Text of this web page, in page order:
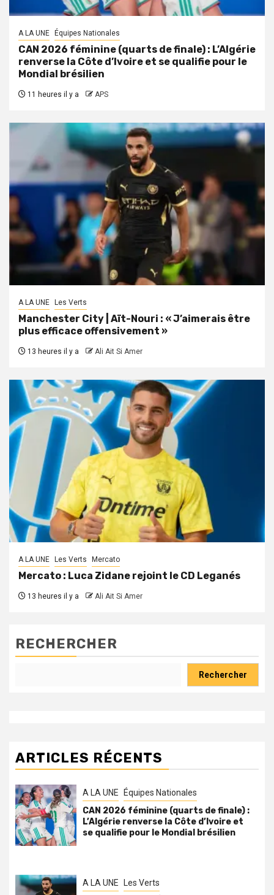
A LA UNE Équipes Nationales
CAN 2026 féminine (quarts de finale) : L’Algérie
renverse la Côte d’Ivoire et se qualifie pour le
Mondial brésilien
11 heures il y a APS
A LA UNE Les Verts
Manchester City | Aït-Nouri : « J’aimerais être
plus efficace offensivement »
13 heures il y a Ali Ait Si Amer
A LA UNE Les Verts Mercato
Mercato : Luca Zidane rejoint le CD Leganés
13 heures il y a Ali Ait Si Amer
RECHERCHER
Rechercher
ARTICLES RÉCENTS
A LA UNE Équipes Nationales
CAN 2026 féminine (quarts de finale) :
L’Algérie renverse la Côte d’Ivoire et
se qualifie pour le Mondial brésilien
A LA UNE Les Verts